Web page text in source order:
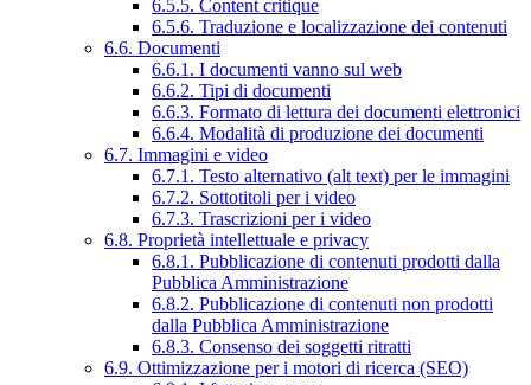
6.5.5. Content critique
6.5.6. Traduzione e localizzazione dei contenuti
6.6. Documenti
6.6.1. I documenti vanno sul web
6.6.2. Tipi di documenti
6.6.3. Formato di lettura dei documenti elettronici
6.6.4. Modalità di produzione dei documenti
6.7. Immagini e video
6.7.1. Testo alternativo (alt text) per le immagini
6.7.2. Sottotitoli per i video
6.7.3. Trascrizioni per i video
6.8. Proprietà intellettuale e privacy
6.8.1. Pubblicazione di contenuti prodotti dalla
Pubblica Amministrazione
6.8.2. Pubblicazione di contenuti non prodotti
dalla Pubblica Amministrazione
6.8.3. Consenso dei soggetti ritratti
6.9. Ottimizzazione per i motori di ricerca (SEO)